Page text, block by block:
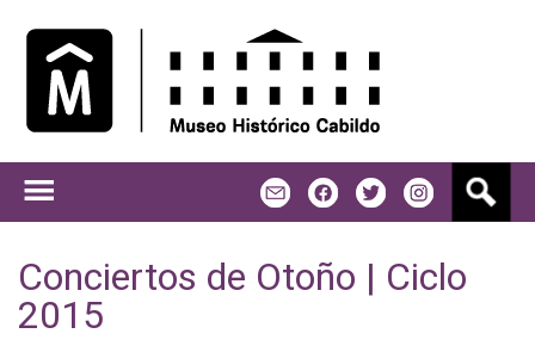
Conciertos de Otoño | Ciclo
2015
s
a